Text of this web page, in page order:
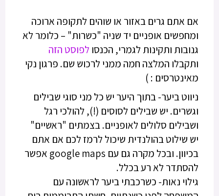
אם אתם גרים באזור או שוהים לתקופה ארוכה
ומחפשים אופניים יד שניה "כשרות" – כלומר לא
גנובות ותקינות לגמרי, הכנסו לפוסט הזה
ותקבלו המלצה חמה ממני לרכוש שם. פרגון נקי
מאינטרסים : )
ניווט ביער- בתוך היער יש כל מני סוגי שבילים
וגשרים. יש שבילים לסוסים (!), להולכי רגל
ושבילים סלולים לאופניים. בצמתים "ראשיים"
יש שילוט בהולנדית שיכול לרמז לכם אם אתם
בכיוון. ובכל מקרה גם עם google maps אפשר
להסתדר לא רע בכלל.
גילוי נאות- כשרכבתי ביער לראשונה עם